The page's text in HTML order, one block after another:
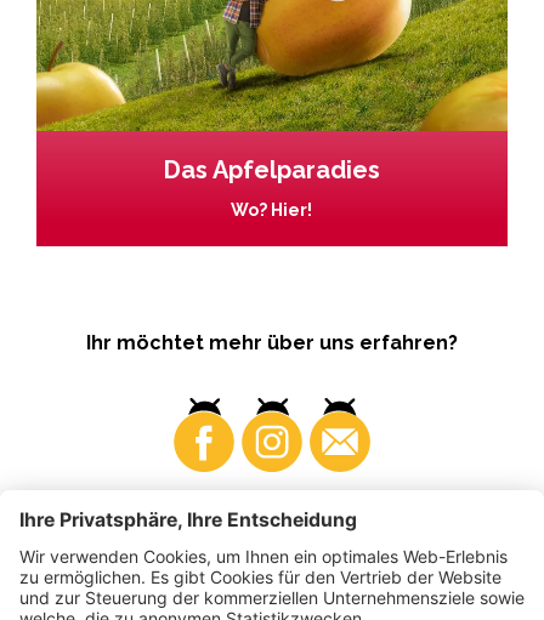
Das Apfelparadies
Wo? Hier!
Ihr möchtet mehr über uns erfahren?
Business Produzenten